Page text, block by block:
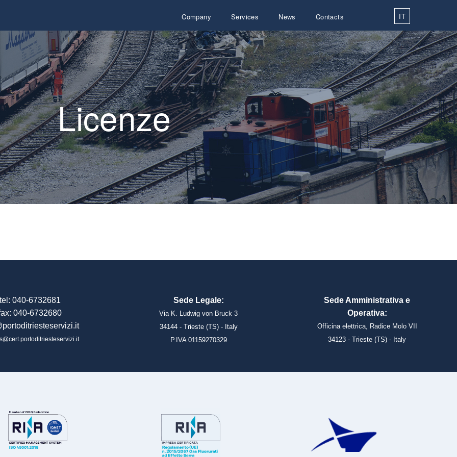
Company Services News Contacts IT
Licenze
tel: 040-6732681
040-6732680
Sede Legale:
Via K. Ludwig von Bruck 3
34144 - Trieste (TS) - Italy
P.IVA 01159270329
Sede Amministrativa e
Operativa:
Officina elettrica, Radice Molo VII
34123 - Trieste (TS) - Italy